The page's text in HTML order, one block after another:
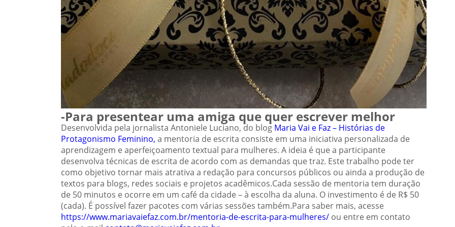
-Para presentear uma amiga que quer escrever melhor
Desenvolvida pela jornalista Antoniele Luciano, do blog Maria Vai e Faz – Histórias de
Protagonismo Feminino, a mentoria de escrita consiste em uma iniciativa personalizada de
aprendizagem e aperfeiçoamento textual para mulheres. A ideia é que a participante
desenvolva técnicas de escrita de acordo com as demandas que traz. Este trabalho pode ter
como objetivo tornar mais atrativa a redação para concursos públicos ou ainda a produção de
textos para blogs, redes sociais e projetos acadêmicos.Cada sessão de mentoria tem duração
de 50 minutos e ocorre em um café da cidade – à escolha da aluna. O investimento é de R$ 50
(cada). É possível fazer pacotes com várias sessões também.Para saber mais, acesse
https://www.mariavaiefaz.com.br/mentoria-de-escrita-para-mulheres/ ou entre em contato